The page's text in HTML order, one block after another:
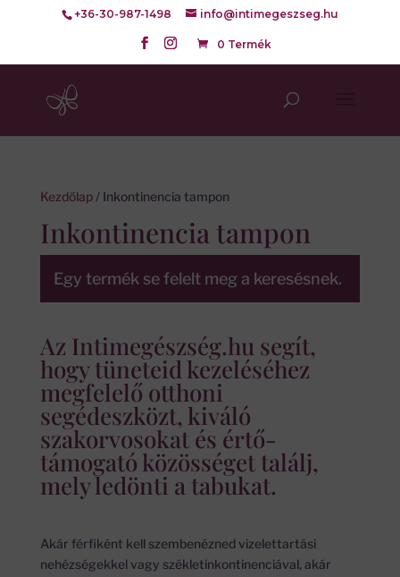
+36-30-987-1498 info@intimegeszseg.hu
0 Termék
Kezdőlap/ Inkontinencia tampon
Inkontinencia tampon
Egy termék se felelt meg a keresésnek.
Az Intimegészség.hu segít,
hogy tüneteid kezeléséhez
megfelelő otthoni
segédeszközt, kiváló
szakorvosokat és értő-
támogató közösséget találj,
mely ledönti a tabukat.
Akár férfiként kell szembenézned vizelettartási
nehézségekkel vagy székletinkontinenciával, akár